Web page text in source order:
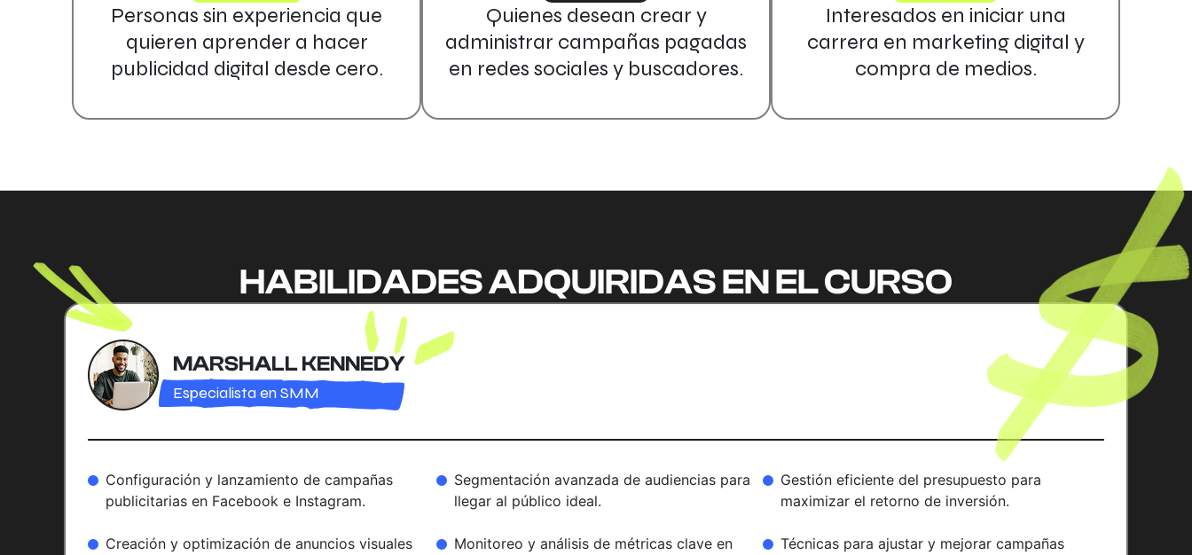
Personas sin experiencia que
quieren aprender a hacer
publicidad digital desde cero.
Quienes desean crear y
administrar campañas pagadas
en redes sociales y buscadores.
Interesados en iniciar una
carrera en marketing digital y
compra de medios.
HABILIDADES ADQUIRIDAS EN EL CURSO
MARSHALL KENNEDY
Especialista en SMM
Configuración y lanzamiento de campañas
publicitarias en Facebook e Instagram.
Segmentación avanzada de audiencias para
llegar al público ideal.
Gestión eficiente del presupuesto para
maximizar el retorno de inversión.
Creación y optimización de anuncios visuales
Monitoreo y análisis de métricas clave en
Técnicas para ajustar y mejorar campañas